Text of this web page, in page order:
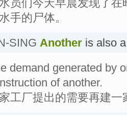
员们今天早晨发现了
手的尸体。
SING Another is also
demand generated by
of another.
工厂提出的需要再建一